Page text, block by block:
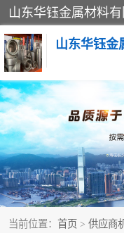
山东华钰金
当前位置： 首页 > 供应商
不锈钢管
管件标准件
不锈钢人孔
不锈钢角钢